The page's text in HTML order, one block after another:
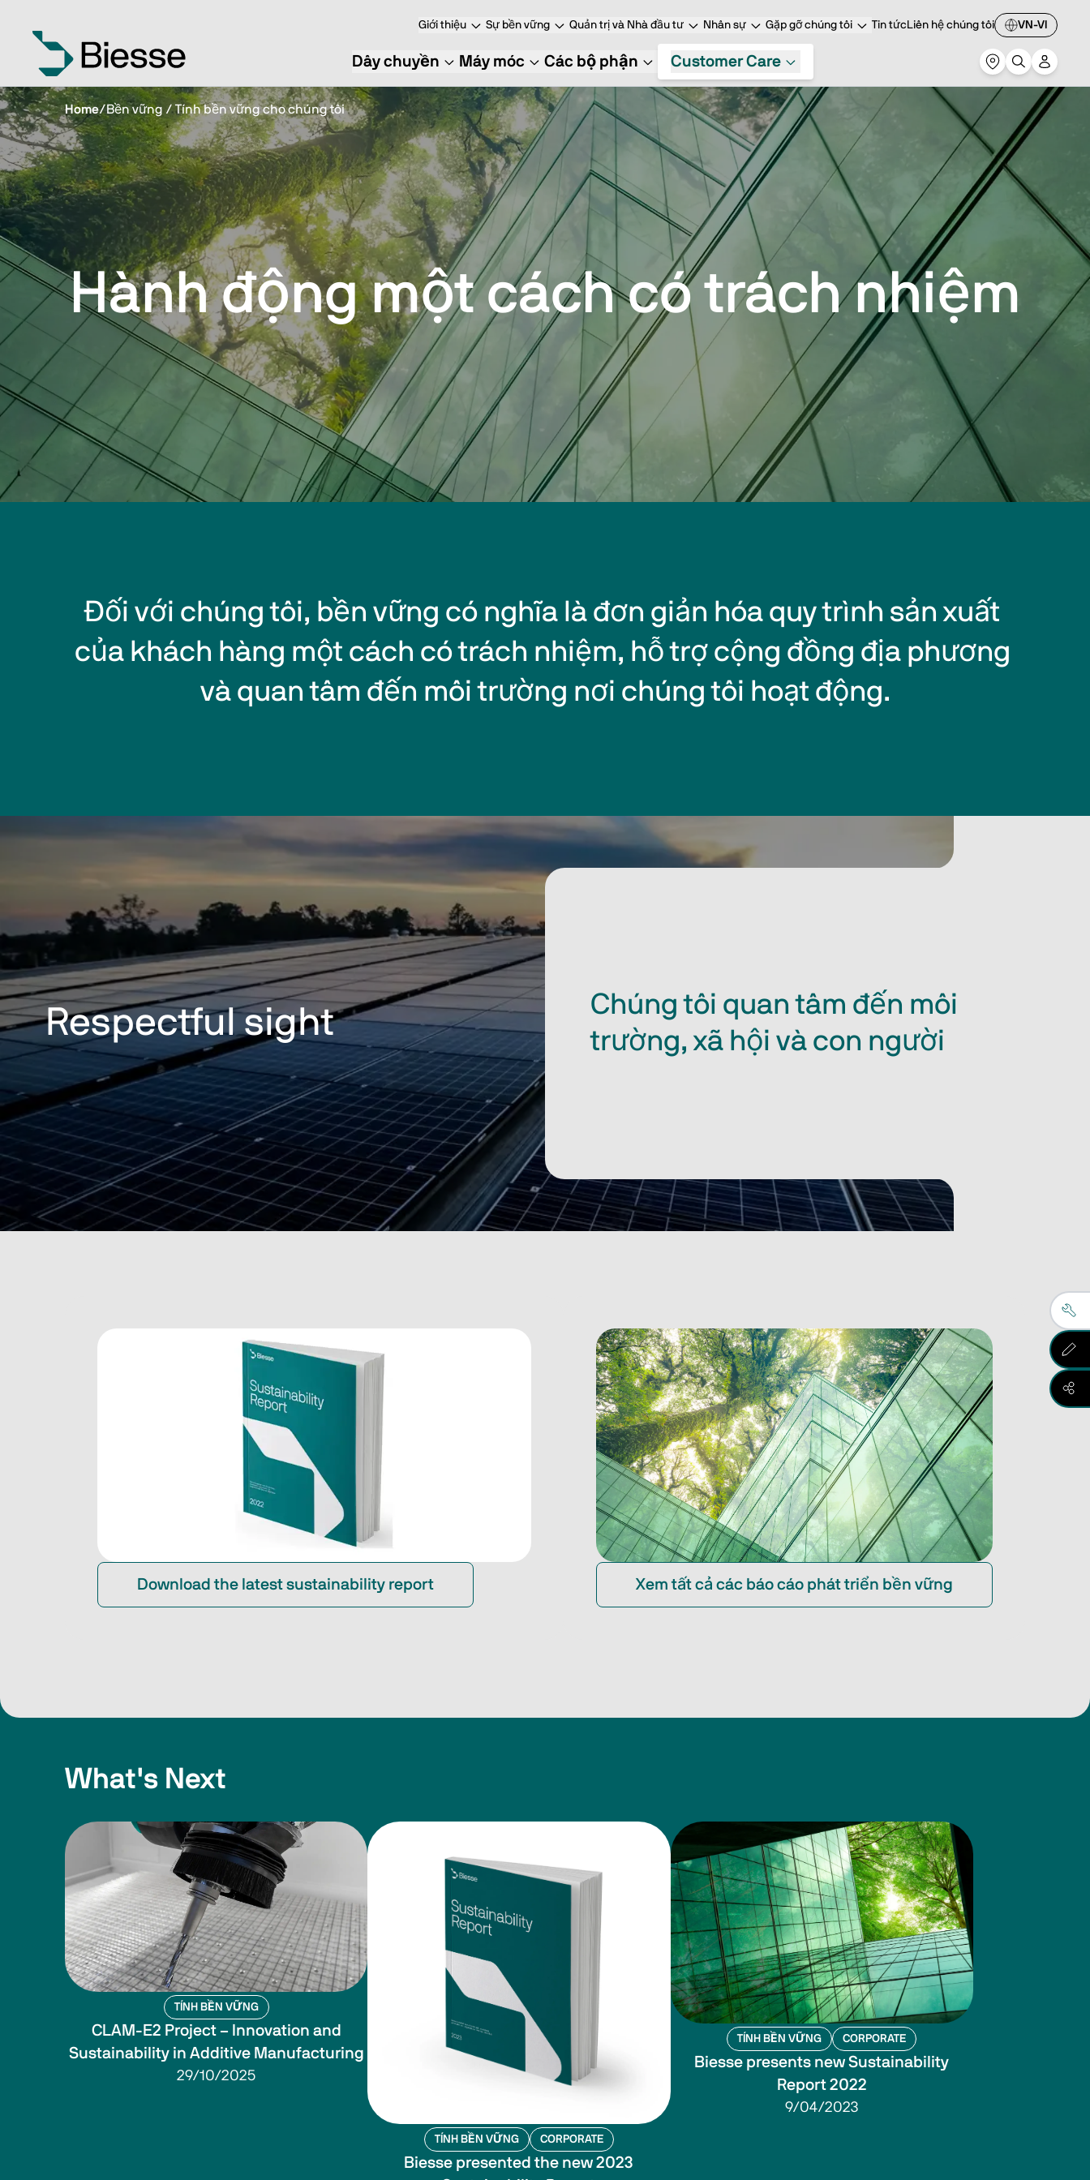
Giới thiệu Sự bền vững Quản trị và Nhà đầu tư Nhân sự Gặp gỡ chúng tôi Tin tức Liên hệ chúng tôi VN-VI
Dây chuyền Máy móc Các bộ phận Customer Care
Home/Bền vững / Tính bền vững cho chúng tôi
Hành động một cách có trách nhiệm
Đối với chúng tôi, bền vững có nghĩa là đơn giản hóa quy trình sản xuất
của khách hàng một cách có trách nhiệm, hỗ trợ cộng đồng địa phương
và quan tâm đến môi trường nơi chúng tôi hoạt động.
Respectful sight
Chúng tôi quan tâm đến môi
trường, xã hội và con người
Download the latest sustainability report Xem tất cả các báo cáo phát triển bền vững
What's Next
TÍNH BỀN VỮNG
CLAM-E2 Project – Innovation and
Sustainability in Additive Manufacturing
29/10/2025
TÍNH BỀN VỮNG CORPORATE
Biesse presented the new 2023
TÍNH BỀN VỮNG CORPORATE
Biesse presents new Sustainability
Report 2022
9/04/2023